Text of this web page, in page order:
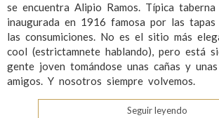
se encuentra Alipio Ramos. Típica taberna
inaugurada en 1916 famosa por las
las consumiciones. No es el sitio más
cool (estrictamnete hablando), pero está
gente joven tomándose unas cañas y
amigos. Y nosotros siempre volvemos.
Seguir leyendo